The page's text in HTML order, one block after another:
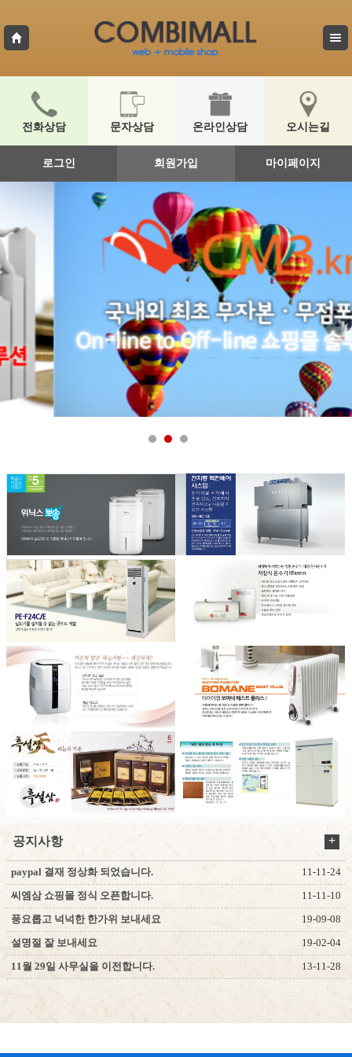
전화상담 문자상담 온라인상담 오시는길
로그인 회원가입 마이페이지
공지사항 +
paypal 결재 정상화 되었습니다. 11-11-24
씨엠삼 쇼핑몰 정식 오픈합니다. 11-11-10
풍요롭고 넉넉한 한가위 보내세요 19-09-08
설명절 잘 보내세요 19-02-04
11월 29일 사무실을 이전합니다. 13-11-28